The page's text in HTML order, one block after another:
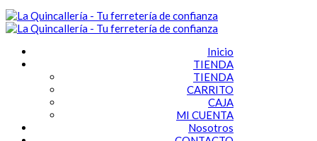
Inicio
TIENDA
TIENDA
CARRITO
CAJA
MI CUENTA
Nosotros